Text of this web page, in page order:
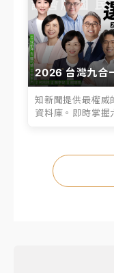
2026 台灣九合
知新聞提供最權
資料庫。即時掌